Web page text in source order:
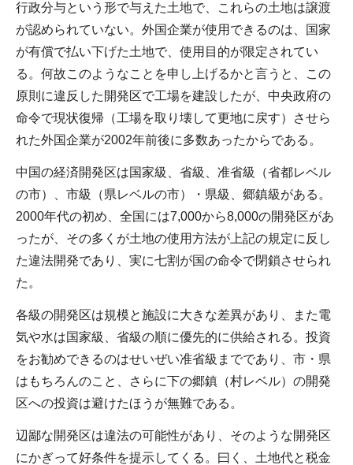
行政分与という形で与えた土地で、これらの土地は譲渡
が認められていない。外国企業が使用できるのは、国家
が有償で払い下げた土地で、使用目的が限定されてい
る。何故このようなことを申し上げるかと言うと、この
原則に違反した開発区で工場を建設したが、中央政府の
命令で現状復帰（工場を取り壊して更地に戻す）させら
れた外国企業が2002年前後に多数あったからである。
中国の経済開発区は国家級、省級、准省級（省都レベル
の市）、市級（県レベルの市）・県級、郷鎮級がある。
2000年代の初め、全国には7,000から8,000の開発区があ
ったが、その多くが土地の使用方法が上記の規定に反し
た違法開発であり、実に七割が国の命令で閉鎖させられ
た。
各級の開発区は規模と施設に大きな差異があり、また電
気や水は国家級、省級の順に優先的に供給される。投資
をお勧めできるのはせいぜい准省級までであり、市・県
はもちろんのこと、さらに下の郷鎮（村レベル）の開発
区への投資は避けたほうが無難である。
辺鄙な開発区は違法の可能性があり、そのような開発区
にかぎって好条件を提示してくる。曰く、土地代と税金